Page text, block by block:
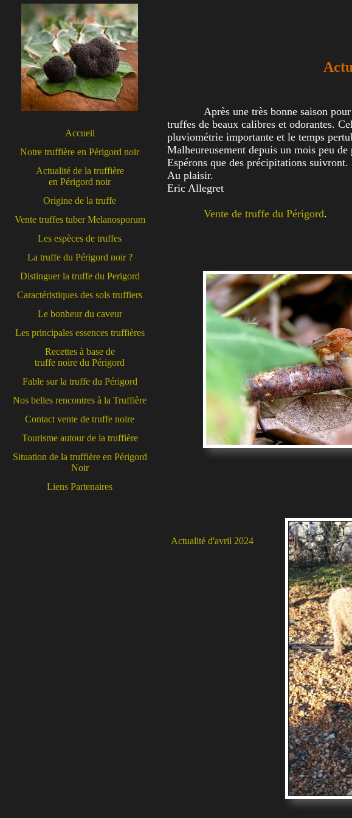
Accueil
Notre truffière en Périgord noir
Actualité de la truffière
en Périgord noir
Origine de la truffe
Vente truffes tuber Melanosporum
Les espèces de truffes
La truffe du Périgord noir ?
Distinguer la truffe du Perigord
Caractéristiques des sols truffiers
Le bonheur du caveur
Les principales essences truffières
Recettes à base de
truffe noire du Périgord
Fable sur la truffe du Périgord
Nos belles rencontres à la Truffière
Contact vente de truffe noire
Tourisme autour de la truffière
Situation de la truffière en Périgord
Noir
Liens Partenaires
Après une très bonne saison
truffes de beaux calibres et odorantes.
pluviométrie importante et le temps
Malheureusement depuis un mois peu
Espérons que des précipitations
Au plaisir.
Eric Allegret
Vente de truffe du Périgord.
Actualité d'avril 2024